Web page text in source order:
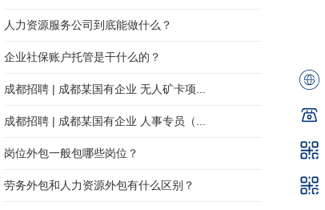
人力资源服务公司到底能做什么？
企业社保账户托管是干什么的？
成都招聘 | 成都某国有企业 无人矿卡项...
成都招聘 | 成都某国有企业 人事专员（...
岗位外包一般包哪些岗位？
劳务外包和人力资源外包有什么区别？